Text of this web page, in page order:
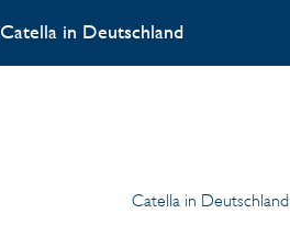
Catella in Deutschland
Catella in Deutschland